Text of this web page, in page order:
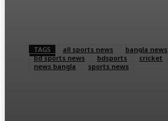
TAGS all sports news bangla news
bd sports news
bdsports cricket
news bangla
sports news